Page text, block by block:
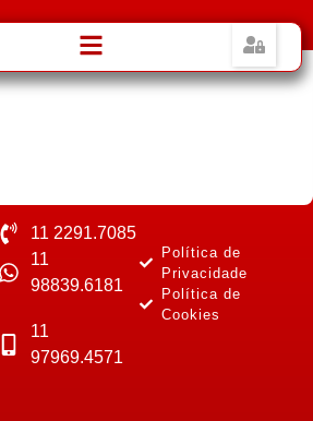
11 2291.7085
11
98839.6181
11
97969.4571
Política de
Privacidade
Política de
Cookies